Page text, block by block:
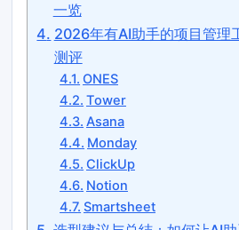
一览
2026年有AI助手的项目管理
测评
ONES
Tower
Asana
Monday
ClickUp
Notion
Smartsheet